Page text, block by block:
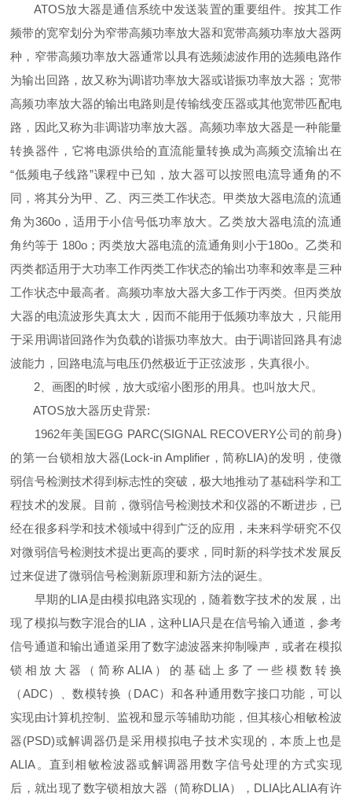
ATOS放大器是通信系统中发送装置的重要组件。按其工作
频带的宽窄划分为窄带高频功率放大器和宽带高频功率放大器两
种，窄带高频功率放大器通常以具有选频滤波作用的选频电路作
为输出回路，故又称为调谐功率放大器或谐振功率放大器；宽带
高频功率放大器的输出电路则是传输线变压器或其他宽带匹配电
路，因此又称为非调谐功率放大器。高频功率放大器是一种能量
转换器件，它将电源供给的直流能量转换成为高频交流输出在
“低频电子线路”课程中已知，放大器可以按照电流导通角的不
同，将其分为甲、乙、丙三类工作状态。甲类放大器电流的流通
角为360o，适用于小信号低功率放大。乙类放大器电流的流通
角约等于 180o；丙类放大器电流的流通角则小于180o。乙类和
丙类都适用于大功率工作丙类工作状态的输出功率和效率是三种
工作状态中最高者。高频功率放大器大多工作于丙类。但丙类放
大器的电流波形失真太大，因而不能用于低频功率放大，只能用
于采用调谐回路作为负载的谐振功率放大。由于调谐回路具有滤
波能力，回路电流与电压仍然极近于正弦波形，失真很小。
2、画图的时候，放大或缩小图形的用具。也叫放大尺。
ATOS放大器历史背景:
1962年美国EGG PARC(SIGNAL RECOVERY公司的前身)
的第一台锁相放大器(Lock-in Amplifier，简称LIA)的发明，使微
弱信号检测技术得到标志性的突破，极大地推动了基础科学和工
程技术的发展。目前，微弱信号检测技术和仪器的不断进步，已
经在很多科学和技术领域中得到广泛的应用，未来科学研究不仅
对微弱信号检测技术提出更高的要求，同时新的科学技术发展反
过来促进了微弱信号检测新原理和新方法的诞生。
早期的LIA是由模拟电路实现的，随着数字技术的发展，出
现了模拟与数字混合的LIA，这种LIA只是在信号输入通道，参考
信号通道和输出通道采用了数字滤波器来抑制噪声，或者在模拟
锁相放大器（简称ALIA）的基础上多了一些模数转换
（ADC）、数模转换（DAC）和各种通用数字接口功能，可以
实现由计算机控制、监视和显示等辅助功能，但其核心相敏检波
器(PSD)或解调器仍是采用模拟电子技术实现的，本质上也是
ALIA。直到相敏检波器或解调器用数字信号处理的方式实现
后，就出现了数字锁相放大器（简称DLIA），DLIA比ALIA有许